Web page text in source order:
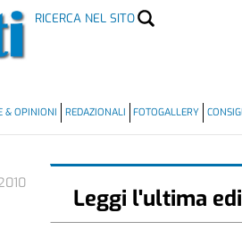
RICERCA NEL SITO
& OPINIONI REDAZIONALI FOTOGALLERY
Leggi l'ultima